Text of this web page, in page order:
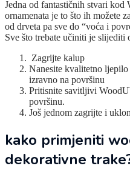
Jedna od fantastičnih stvari kod
ornamenata je to što ih možete
od drveta pa sve do “voća i
Sve što trebate učiniti je slijediti
Zagrijte kalup
Nanesite kvalitetno
izravno na površinu
Pritisnite savitljivi
površinu.
Još jednom zagrijte i
kako primjeniti
dekorativne